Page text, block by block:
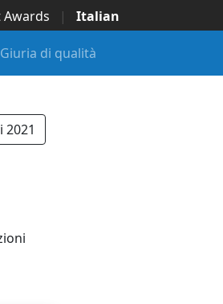
|
Italian
Giuria di qualità
2021